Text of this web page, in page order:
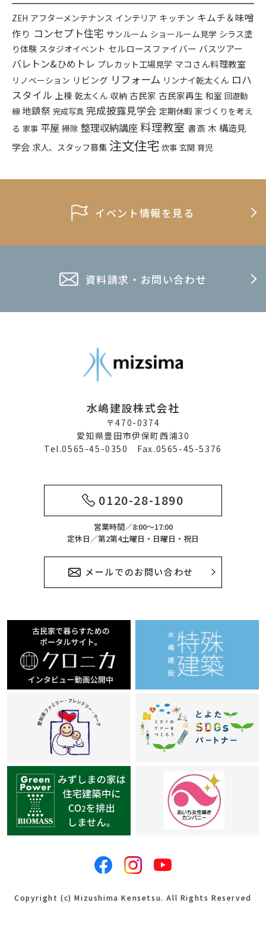
ZEH アフターメンテナンス インテリア キッチン キムチ＆味噌
作り コンセプト住宅 サンルーム ショールーム見学 シラス塗
り体験 スタジオイベント セルロースファイバー バスツアー
バレトン&ひめトレ プレカット工場見学 マコさん料理教室
リノベーション リビング リフォーム リンナイ乾太くん ロハ
スタイル 上棟 乾太くん 収納 古民家 古民家再生 和室 回遊動
線 地鎮祭 完成写真 完成披露見学会 定期休暇 家づくりを考え
る 家事 平屋 掃除 整理収納講座料理教室 書斎 木構造見
学会 求人、スタッフ募集注文住宅 炊事 玄関 育児
イベント情報を見る
資料請求・お問い合わせ
水嶋建設株式会社
〒470-0374
愛知県豊田市伊保町西浦30
Tel.0565-45-0350 Fax.0565-45-5376
0120-28-1890
営業時間／8:00～17:00
定休日／第2第4土曜日・日曜日・祝日
メールでのお問い合わせ
Copyright (c) Mizushima Kensetsu. All Rights Reserved